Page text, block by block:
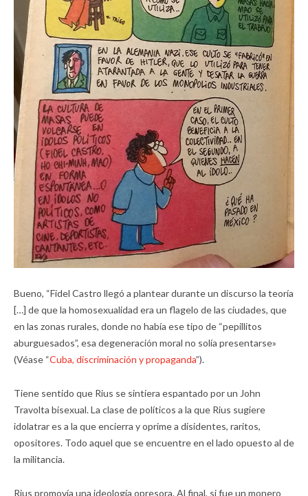
Bueno, “Fidel Castro llegó a plantear durante un discurso la teoría
[…] de que la homosexualidad era un flagelo de las ciudades, que
en las zonas rurales, donde no había ese tipo de “pepillitos
aburguesados”, esa degeneración moral no solía presentarse»
(Véase “Cuba, discriminación y propaganda”).
Tiene sentido que Rius se sintiera espantado por un John
Travolta bisexual. La clase de políticos a la que Rius sugiere
idolatrar es a la que encierra y oprime a disidentes, raritos,
opositores. Todo aquel que se encuentre en el lado opuesto al de
la militancia.
Rius promovía una ideología opresora. Al final, si fue un monero